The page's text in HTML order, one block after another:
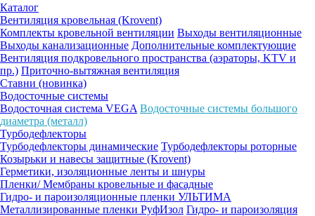
Каталог
Вентиляция кровельная (Krovent)
Комплекты кровельной вентиляции Выходы вентиляционные
Выходы канализационные Дополнительные комплектующие
Вентиляция подкровельного пространства (аэраторы, KTV и
пр.) Приточно-вытяжная вентиляция
Ставни (новинка)
Водосточные системы
Водосточная система VEGA Водосточные системы большого
диаметра (металл)
Турбодефлекторы
Турбодефлекторы динамические Турбодефлекторы роторные
Козырьки и навесы защитные (Krovent)
Герметики, изоляционные ленты и шнуры
Пленки/ Мембраны кровельные и фасадные
Гидро- и пароизоляционные пленки УЛЬТИМА
Металлизированные пленки РуфИзол Гидро- и пароизоляция